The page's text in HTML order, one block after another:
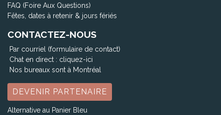
FAQ (Foire Aux Questions)
Fêtes, dates à retenir & jours fériés
CONTACTEZ-NOUS
Par courriel (formulaire de contact)
Chat en direct : cliquez-ici
Nos bureaux sont à Montréal
DEVENIR PARTENAIRE
Alternative au Panier Bleu